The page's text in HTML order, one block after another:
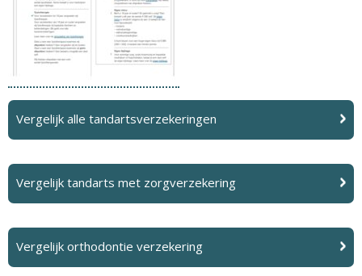
Vergelijk alle tandartsverzekeringen
Vergelijk tandarts met zorgverzekering
Vergelijk orthodontie verzekering